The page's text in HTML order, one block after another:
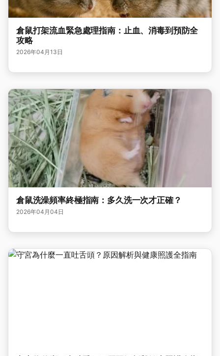
倉鼠打架流血緊急處理指南：止血、消毒到預防全
攻略
2026年04月13日
倉鼠洗澡頻率終極指南：多久洗一次才正確？
2026年04月04日